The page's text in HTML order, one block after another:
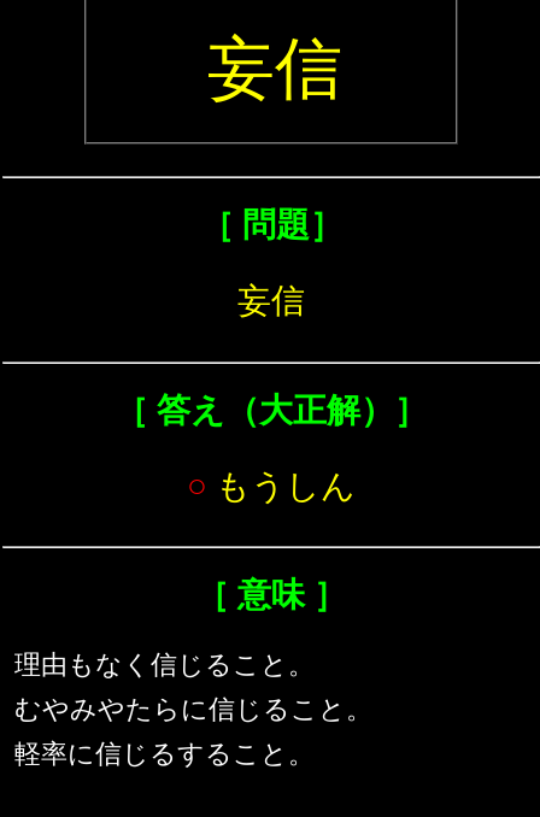
妄信
［ 問題］
妄信
［ 答え（大正解）］
○ もうしん
［ 意味 ］
理由もなく信じること。
むやみやたらに信じること。
軽率に信じるすること。